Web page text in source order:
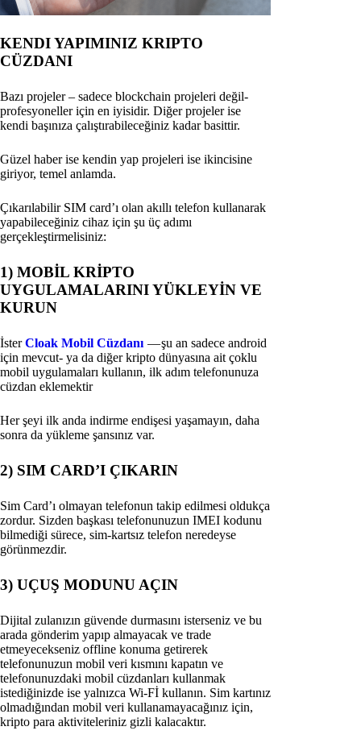
KENDI YAPIMINIZ KRIPTO
CÜZDANI
Bazı projeler – sadece blockchain projeleri değil-
profesyoneller için en iyisidir. Diğer projeler ise
kendi başınıza çalıştırabileceğiniz kadar basittir.
Güzel haber ise kendin yap projeleri ise ikincisine
giriyor, temel anlamda.
Çıkarılabilir SIM card’ı olan akıllı telefon kullanarak
yapabileceğiniz cihaz için şu üç adımı
gerçekleştirmelisiniz:
1) MOBİL KRİPTO
UYGULAMALARINI YÜKLEYİN VE
KURUN
İsterCloak Mobil Cüzdanı — şu an sadece android
için mevcut- ya da diğer kripto dünyasına ait çoklu
mobil uygulamaları kullanın, ilk adım telefonunuza
cüzdan eklemektir
Her şeyi ilk anda indirme endişesi yaşamayın, daha
sonra da yükleme şansınız var.
2) SIM CARD’I ÇIKARIN
Sim Card’ı olmayan telefonun takip edilmesi oldukça
zordur. Sizden başkası telefonunuzun IMEI kodunu
bilmediği sürece, sim-kartsız telefon neredeyse
görünmezdir.
3) UÇUŞ MODUNU AÇIN
Dijital zulanızın güvende durmasını isterseniz ve bu
arada gönderim yapıp almayacak ve trade
etmeyecekseniz offline konuma getirerek
telefonunuzun mobil veri kısmını kapatın ve
telefonunuzdaki mobil cüzdanları kullanmak
istediğinizde ise yalnızca Wi-Fİ kullanın. Sim kartınız
olmadığından mobil veri kullanamayacağınız için,
kripto para aktiviteleriniz gizli kalacaktır.